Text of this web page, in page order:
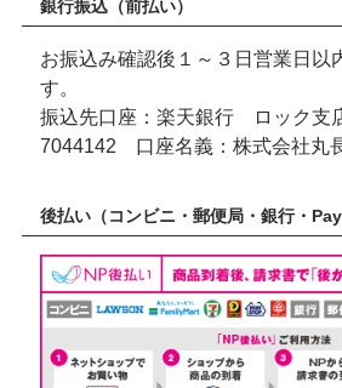
銀行振込（前払い）
お振込み確認後１～３日営業日以
す。
振込先口座：楽天銀行 ロック
7044142 口座名義：株式会社丸
後払い（コンビニ・郵便局・銀行・